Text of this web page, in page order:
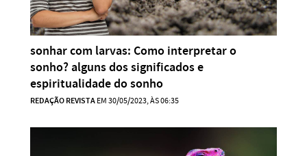
sonhar com larvas: Como interpretar o
sonho? alguns dos significados e
espiritualidade do sonho
REDAÇÃO REVISTAEM 30/05/2023, ÀS 06:35